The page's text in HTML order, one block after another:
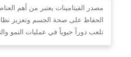
مصدر الفيتامينات يعتبر من أهم
الحفاظ على صحة الجسم وتعزيز نظام
تلعب دوراً حيوياً في عمليات النمو